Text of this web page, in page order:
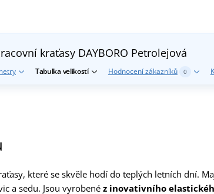
kraťasy DAYBORO Petrolejová
Tabulka velikostí Hodnocení zákazníků 0
které se skvěle hodí do teplých letních dní.
a sedu. Jsou vyrobené z inovativního